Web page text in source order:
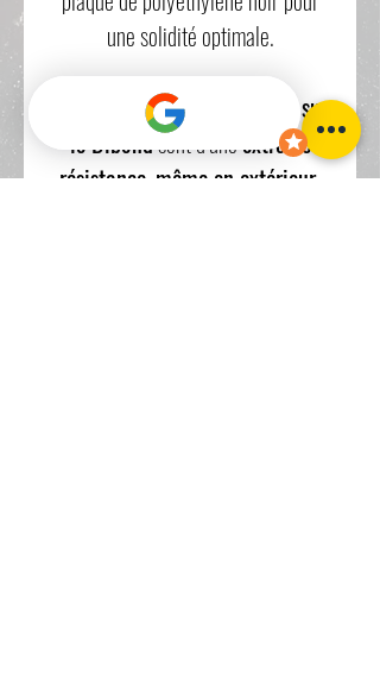
une solidité optimale.
impressions directement sur
le Dibondsont d’uneextrême
résistance même en extérieur,